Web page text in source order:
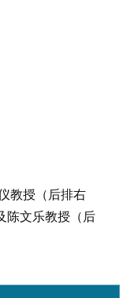
教授（后排右
陈文乐教授（后